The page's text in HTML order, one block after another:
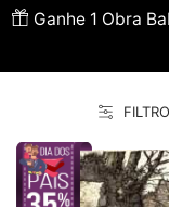
Ganhe 1 Obra